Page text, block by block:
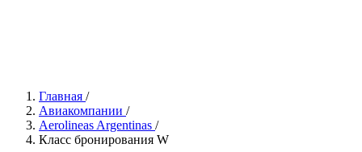
Главная /
Авиакомпании /
Aerolineas Argentinas /
Класс бронирования W